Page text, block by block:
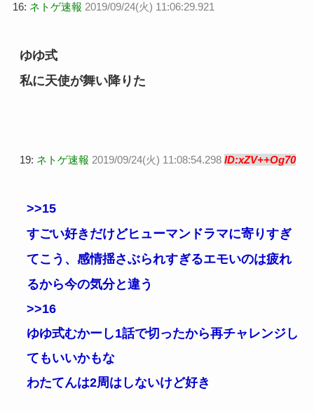
16: ネトゲ速報 2019/09/24(火) 11:06:29.921
ゆゆ式
私に天使が舞い降りた
19: ネトゲ速報 2019/09/24(火) 11:08:54.298 ID:xZV++Og70
>>15
すごい好きだけどヒューマンドラマに寄りすぎ
てこう、感情揺さぶられすぎるエモいのは疲れ
るから今の気分と違う
>>16
ゆゆ式むかーし1話で切ったから再チャレンジし
てもいいかもな
わたてんは2周はしないけど好き